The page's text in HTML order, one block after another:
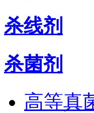
杀线剂
杀菌剂
高等真